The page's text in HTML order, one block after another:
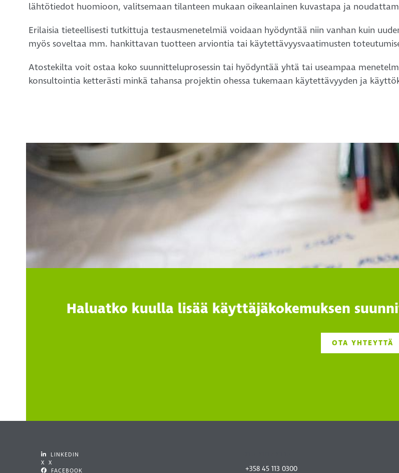
lähtötiedot huomioon, valitsemaan tilanteen mukaan oikeanlainen kuvastapa ja
Erilaisia tieteellisesti tutkittuja testausmenetelmiä voidaan hyödyntää niin vanhan kuin
myös soveltaa mm. hankittavan tuotteen arviontia tai käytettävyysvaatimusten
Atostekilta voit ostaa koko suunnitteluprosessin tai hyödyntää yhtä tai useampaa
konsultointia ketterästi minkä tahansa projektin ohessa tukemaan käytettävyyden ja
Haluatko kuulla lisää käyttäjäkokemuksen
OTA YHTEYTTÄ
LINKEDIN
X X
FACEBOOK
+358 45 113 0300